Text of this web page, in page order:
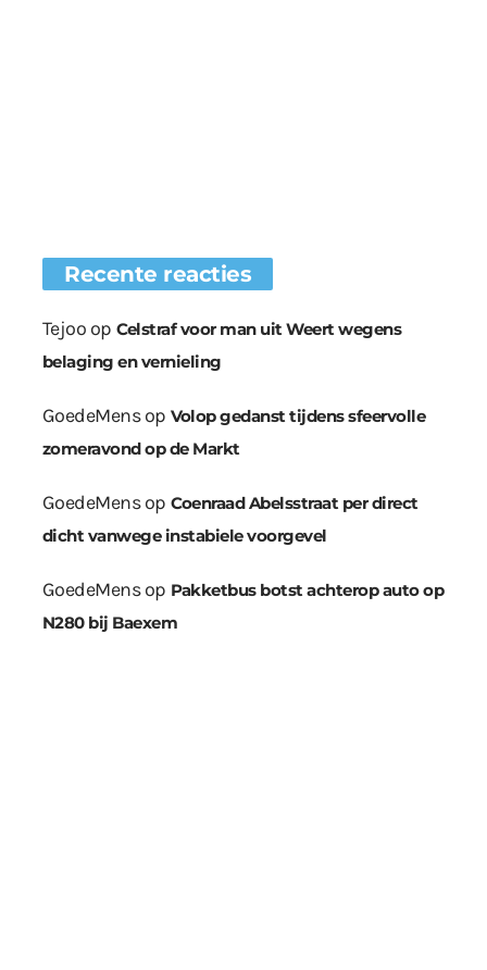
Recente reacties
Tejoo op Celstraf voor man uit Weert wegens
belaging en vernieling
GoedeMensop Volop gedanst tijdens sfeervolle
zomeravond op de Markt
GoedeMensop Coenraad Abelsstraat per direct
dicht vanwege instabiele voorgevel
GoedeMensop Pakketbus botst achterop auto op
N280 bij Baexem